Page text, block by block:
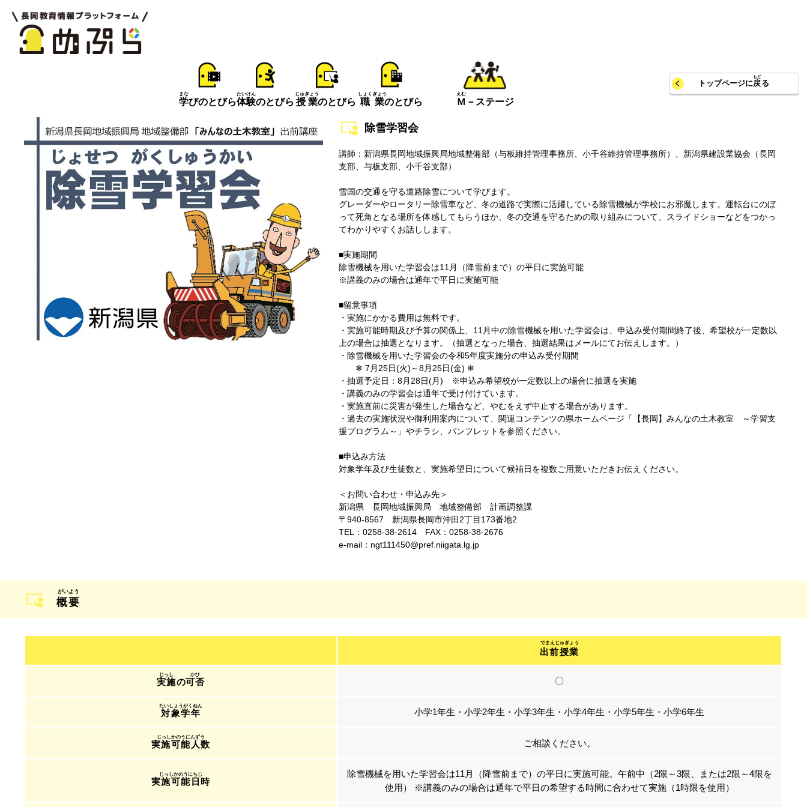
トップページに戻る
学
まな
びのとびら体験
たいけん
のとびら 授業
じゅぎょう
のとびら 職業
しょくぎょう
のとびら Ｍ
えむ
－ステージ
除雪学習会
講師：新潟県長岡地域振興局地域整備部（与板維持管理事務所、小千谷維持管理事務所）、新潟県建設業協会（長岡
支部、与板支部、小千谷支部）
雪国の交通を守る道路除雪について学びます。
グレーダーやロータリー除雪車など、冬の道路で実際に活躍している除雪機械が学校にお邪魔します。運転台にのぼ
って死角となる場所を体感してもらうほか、冬の交通を守るための取り組みについて、スライドショーなどをつかっ
てわかりやすくお話しします。
■実施期間
除雪機械を用いた学習会は11月（降雪前まで）の平日に実施可能
※講義のみの場合は通年で平日に実施可能
■留意事項
・実施にかかる費用は無料です。
・実施可能時期及び予算の関係上、11月中の除雪機械を用いた学習会は、申込み受付期間終了後、希望校が一定数以
上の場合は抽選となります。（抽選となった場合、抽選結果はメールにてお伝えします。）
・除雪機械を用いた学習会の令和5年度実施分の申込み受付期間
❄ 7月25日(火)～8月25日(金) ❄
・抽選予定日：8月28日(月) ※申込み希望校が一定数以上の場合に抽選を実施
・講義のみの学習会は通年で受け付けています。
・実施直前に災害が発生した場合など、やむをえず中止する場合があります。
・過去の実施状況や御利用案内について、関連コンテンツの県ホームページ「【長岡】みんなの土木教室 ～学習支
援プログラム～」やチラシ、パンフレットを参照ください。
■申込み方法
対象学年及び生徒数と、実施希望日について候補日を複数ご用意いただきお伝えください。
＜お問い合わせ・申込み先＞
新潟県 長岡地域振興局 地域整備部 計画調整課
〒940-8567 新潟県長岡市沖田2丁目173番地2
TEL：0258-38-2614 FAX：0258-38-2676
e-mail：ngt111450@pref.niigata.lg.jp
概要
出前授業
実施の可否 〇
対象学年 小学1年生・小学2年生・小学3年生・小学4年生・小学5年生・小学6年生
実施可能人数 ご相談ください。
実施可能日時
除雪機械を用いた学習会は11月（降雪前まで）の平日に実施可能。午前中（2限～3限、または2限～4限を
使用） ※講義のみの場合は通年で平日の希望する時間に合わせて実施（1時限を使用）